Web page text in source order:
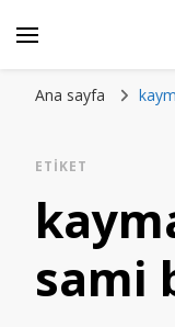
Ana sayfa
ETIKET
sami